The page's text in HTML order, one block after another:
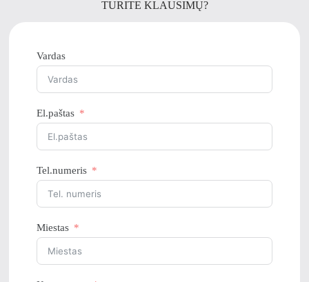
TURITE KLAUSIMŲ?
Vardas
El.paštas
Tel.numeris
Miestas